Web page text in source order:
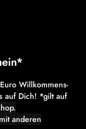
Willkommens-
auf Dich! *gilt auf
anderen